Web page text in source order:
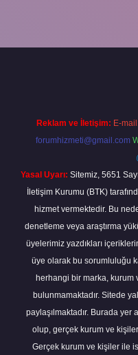
Reklam ve İletişim: E-
forumhizmeti@gmail.com
Yasal Uyarı: Sitemiz, 5651
İletişim Kurumu (BTK)
hizmet vermektedir. Bu
denetleme veya araştırma
üyelerimiz yazdıkları
üye olarak bu sorumluluğu
herhangi bir marka, kurum
bulunmamaktadır. Sitede
paylaşılmaktadır. Burada
olup, gerçek kurum ve kişiler
Gerçek kurum ve kişiler ile